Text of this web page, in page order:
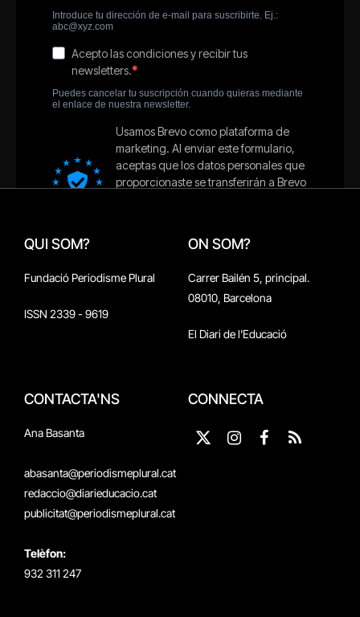
QUI SOM?
Fundació Periodisme Plural
ISSN 2339 - 9619
ON SOM?
Carrer Bailén 5, principal.
08010, Barcelona
El Diari de l'Educació
CONTACTA'NS
Ana Basanta
abasanta@periodismeplural.cat
redaccio@diarieducacio.cat
publicitat@periodismeplural.cat
Telèfon:
932 311 247
CONNECTA
X
Instagram
Facebook
RSS